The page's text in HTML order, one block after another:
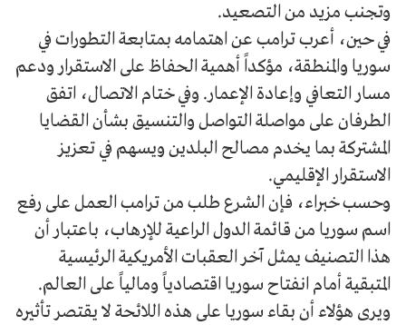
وتجنب مزيد من التصعيد.
في حين، أعرب ترامب عن اهتمامه بمتابعة التطورات في
سوريا والمنطقة، مؤكداً أهمية الحفاظ على الاستقرار ودعم
مسار التعافي وإعادة الإعمار. وفي ختام الاتصال، اتفق
الطرفان على مواصلة التواصل والتنسيق بشأن القضايا
المشتركة بما يخدم مصالح البلدين ويسهم في تعزيز
الاستقرار الإقليمي.
وحسب خبراء، فإن الشرع طلب من ترامب العمل على رفع
اسم سوريا من قائمة الدول الراعية للإرهاب، باعتبار أن
هذا التصنيف يمثل آخر العقبات الأمريكية الرئيسية
المتبقية أمام انفتاح سوريا اقتصادياً ومالياً على العالم.
ويرى هؤلاء أن بقاء سوريا على هذه اللائحة لا يقتصر تأثيره